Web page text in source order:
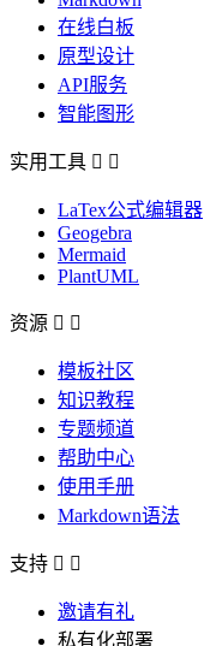
在线白板
原型设计
API服务
智能图形
实用工具  
LaTex公式编辑器
Geogebra
Mermaid
PlantUML
资源  
模板社区
知识教程
专题频道
帮助中心
使用手册
Markdown语法
支持  
邀请有礼
私有化部署